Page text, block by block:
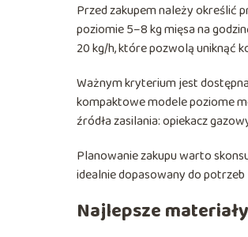
Przed zakupem należy określić
poziomie 5–8 kg mięsa na
20 kg/h, które pozwolą uniknąć
Ważnym kryterium jest
kompaktowe modele poziome
źródła zasilania: opiekacz
Planowanie zakupu warto
idealnie dopasowany do
Najlepsze